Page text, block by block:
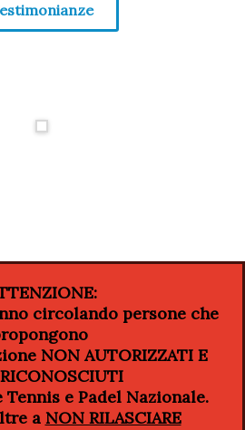
circolando persone che
NON AUTORIZZATI E
Tennis e Padel Nazionale.
a NON RILASCIARE